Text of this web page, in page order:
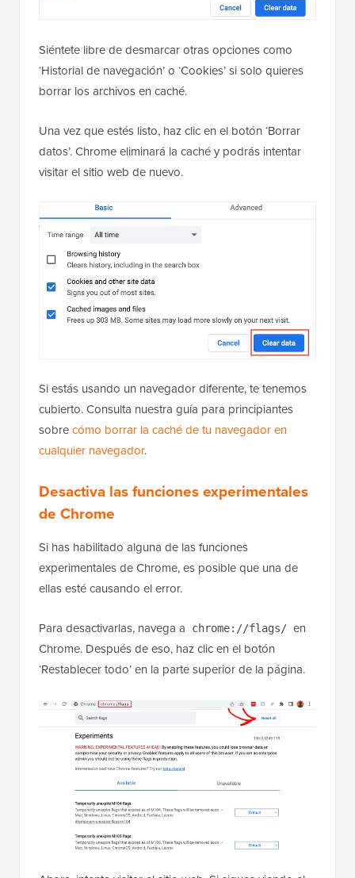
Siéntete libre de desmarcar otras opciones como
‘Historial de navegación’ o ‘Cookies’ si solo quieres
borrar los archivos en caché.
Una vez que estés listo, haz clic en el botón ‘Borrar
datos’. Chrome eliminará la caché y podrás intentar
visitar el sitio web de nuevo.
Si estás usando un navegador diferente, te tenemos
cubierto. Consulta nuestra guía para principiantes
sobrecómo borrar la caché de tu navegador en
cualquier navegador.
Desactiva las funciones experimentales
de Chrome
Si has habilitado alguna de las funciones
experimentales de Chrome, es posible que una de
ellas esté causando el error.
Para desactivarlas, navega a chrome://flags/ en
Chrome. Después de eso, haz clic en el botón
‘Restablecer todo’ en la parte superior de la página.